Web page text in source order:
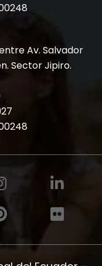
Av. Salvador
Sector Jipiro.